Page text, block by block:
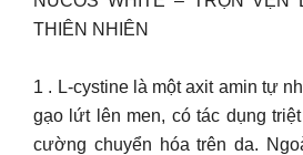
THIÊN NHIÊN
1 . L-cystine là một axit amin tự
gạo lứt lên men, có tác dụng
cường chuyển hóa trên da.